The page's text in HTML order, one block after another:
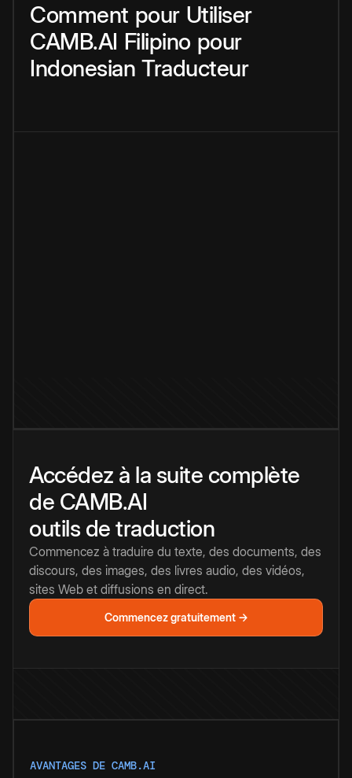
Comment pour Utiliser
CAMB.AI Filipino pour
Indonesian Traducteur
Accédez à la suite complète
de CAMB.AI
outils de traduction
Commencez à traduire du texte, des documents, des
discours, des images, des livres audio, des vidéos,
sites Web et diffusions en direct.
Commencez gratuitement →
AVANTAGES DE CAMB.AI